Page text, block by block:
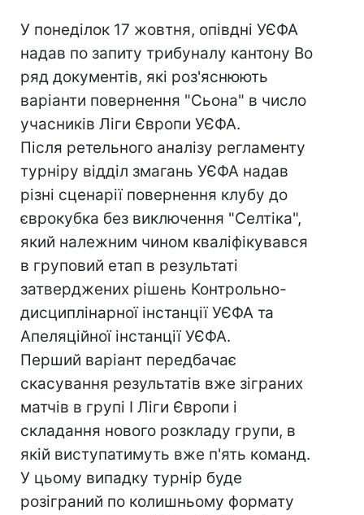
У понеділок 17 жовтня, опівдні УЄФА
надав по запиту трибуналу кантону Во
ряд документів, які роз'яснюють
варіанти повернення "Сьона" в число
учасників Ліги Європи УЄФА.
Після ретельного аналізу регламенту
турніру відділ змагань УЄФА надав
різні сценарії повернення клубу до
єврокубка без виключення "Селтіка",
який належним чином кваліфікувався
в груповий етап в результаті
затверджених рішень Контрольно-
дисциплінарної інстанції УЄФА та
Апеляційної інстанції УЄФА.
Перший варіант передбачає
скасування результатів вже зіграних
матчів в групі І Ліги Європи і
складання нового розкладу групи, в
якій виступатимуть вже п'ять команд.
У цьому випадку турнір буде
розіграний по колишньому формату